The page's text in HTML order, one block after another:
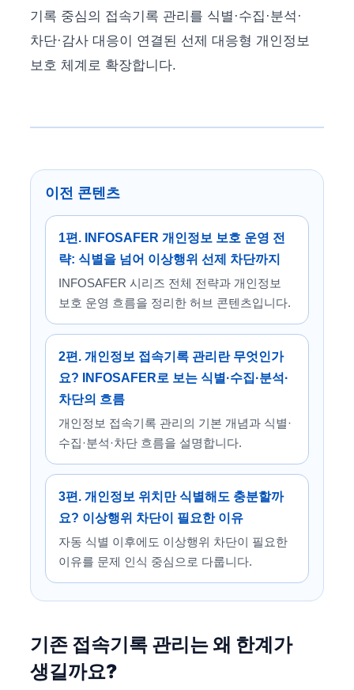
기록 중심의 접속기록 관리를 식별·수집·분석·
차단·감사 대응이 연결된 선제 대응형 개인정보
보호 체계로 확장합니다.
이전 콘텐츠
1편. INFOSAFER 개인정보 보호 운영 전
략: 식별을 넘어 이상행위 선제 차단까지
INFOSAFER 시리즈 전체 전략과 개인정보
보호 운영 흐름을 정리한 허브 콘텐츠입니다.
2편. 개인정보 접속기록 관리란 무엇인가
요? INFOSAFER로 보는 식별·수집·분석·
차단의 흐름
개인정보 접속기록 관리의 기본 개념과 식별·
수집·분석·차단 흐름을 설명합니다.
3편. 개인정보 위치만 식별해도 충분할까
요? 이상행위 차단이 필요한 이유
자동 식별 이후에도 이상행위 차단이 필요한
이유를 문제 인식 중심으로 다룹니다.
기존 접속기록 관리는 왜 한계가
생길까요?